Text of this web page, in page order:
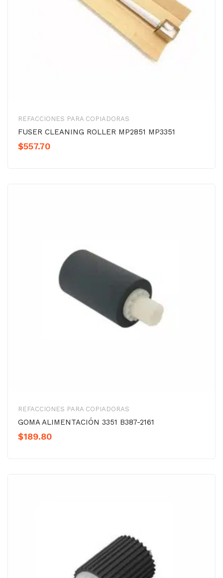
REFACCIONES PARA COPIADORAS
FUSER CLEANING ROLLER MP2851 MP3351
$557.70
REFACCIONES PARA COPIADORAS
GOMA ALIMENTACIÓN 3351 B387-2161
$189.80